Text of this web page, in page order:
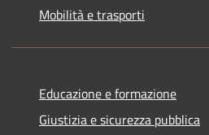
Mobilità e trasporti
Educazione e formazione
Giustizia e sicurezza pubblica